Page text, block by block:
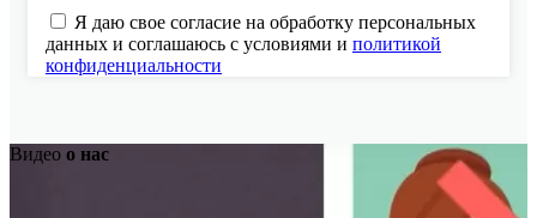
Я даю свое согласие на обработку персональных
данных и соглашаюсь с условиями и политикой
конфиденциальности
Видео о нас